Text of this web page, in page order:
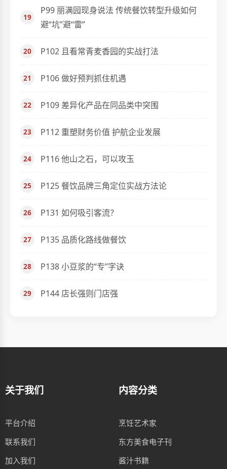
P99 丽满园现身说法 传统餐饮转型升级如何
避“坑”避“雷”
P102 且看常青麦香园的实战打法
P106 做好预判抓住机遇
P109 差异化产品在同品类中突围
P112 重塑财务价值 护航企业发展
P116 他山之石，可以攻玉
P125 餐饮品牌三角定位实战方法论
P131 如何吸引客流？
P135 品质化路线做餐饮
P138 小豆浆的“专”字诀
P144 店长强则门店强
关于我们
平台介绍
联系我们
加入我们
内容分类
烹饪艺术家
东方美食电子刊
酱汁书籍